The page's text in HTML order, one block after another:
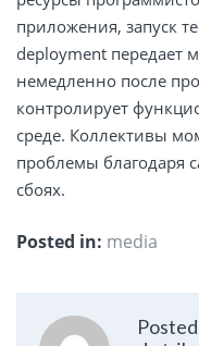
приложения, запуск
deployment передает
немедленно после
контролирует
среде. Коллективы
проблемы благодаря
сбоях.
Posted in: media